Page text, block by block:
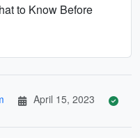
to Know Before
April 15, 2023